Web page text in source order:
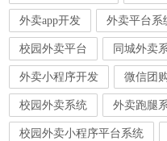
外卖app开发 外卖平台系
校园外卖平台 同城外卖
外卖小程序开发 微信团
校园外卖系统 外卖跑腿
校园外卖小程序平台系统